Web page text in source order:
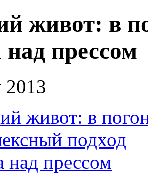
живот: в
над прессом
живот: в
подход
над прессом